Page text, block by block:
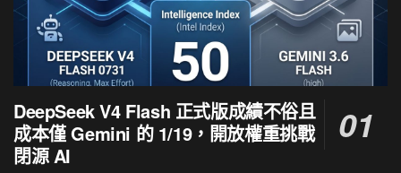
DeepSeek V4 Flash 正式版成績不俗且
成本僅 Gemini 的 1/19，開放權重挑戰
閉源 AI